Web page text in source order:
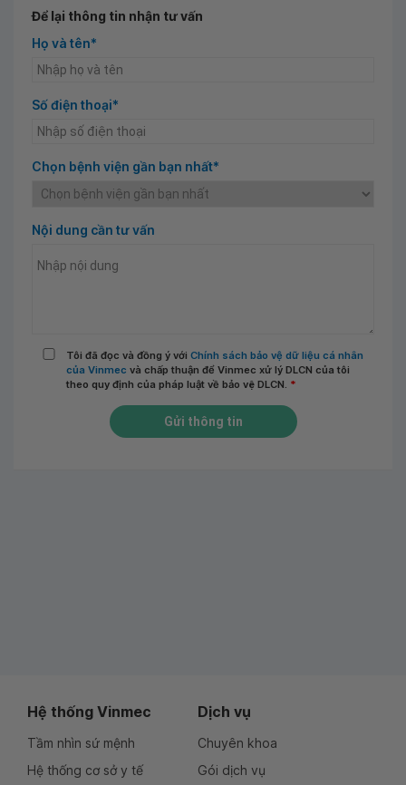
Để lại thông tin nhận tư vấn
Họ và tên*
Số điện thoại*
Chọn bệnh viện gần bạn nhất*
Nội dung cần tư vấn
Tôi đã đọc và đồng ý với Chính sách bảo vệ dữ liệu cá nhân
của Vinmec và chấp thuận để Vinmec xử lý DLCN của tôi
theo quy định của pháp luật về bảo vệ DLCN. *
Gửi thông tin
Hệ thống Vinmec
Tầm nhìn sứ mệnh
Hệ thống cơ sở y tế
Dịch vụ
Chuyên khoa
Gói dịch vụ